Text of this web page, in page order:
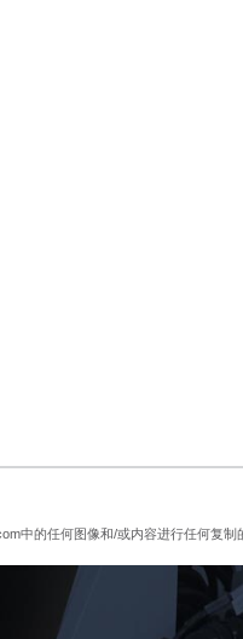
中的任何图像和/或内容进行任何复